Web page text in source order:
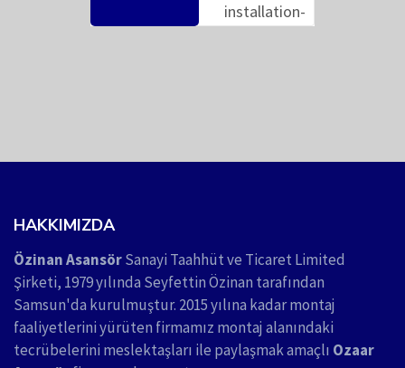
installation-
HAKKIMIZDA
Özinan AsansörSanayi Taahhüt ve Ticaret Limited
Şirketi, 1979 yılında Seyfettin Özinan tarafından
Samsun'da kurulmuştur. 2015 yılına kadar montaj
faaliyetlerini yürüten firmamız montaj alanındaki
tecrübelerini meslektaşları ile paylaşmak amaçlı Ozaar